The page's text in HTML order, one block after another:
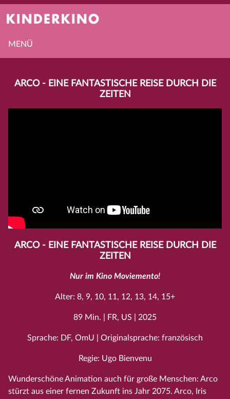
MENÜ
ARCO - EINE FANTASTISCHE REISE DURCH DIE
ZEITEN
ARCO - EINE FANTASTISCHE REISE DURCH DIE
ZEITEN
Nur im Kino Moviemento!
Alter: 8, 9, 10, 11, 12, 13, 14, 15+
89 Min. | FR, US | 2025
Sprache: DF, OmU | Originalsprache: französisch
Regie: Ugo Bienvenu
Wunderschöne Animation auch für große Menschen: Arco
stürzt aus einer fernen Zukunft ins Jahr 2075. Arco, Iris